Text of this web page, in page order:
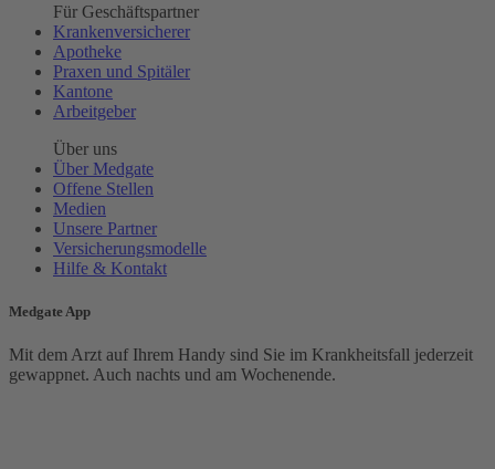
Für Geschäftspartner
Krankenversicherer
Apotheke
Praxen und Spitäler
Kantone
Arbeitgeber
Über uns
Über Medgate
Offene Stellen
Medien
Unsere Partner
Versicherungsmodelle
Hilfe & Kontakt
Medgate App
Mit dem Arzt auf Ihrem Handy sind Sie im Krankheitsfall jederzeit
gewappnet. Auch nachts und am Wochenende.